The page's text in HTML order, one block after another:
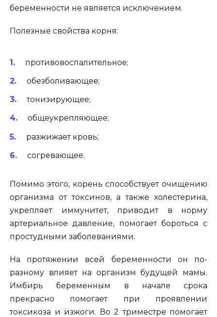
беременности не является исключением.
Полезные свойства корня:
противовоспалительное;
обезболивающее;
тонизирующее;
общеукрепляющее;
разжижает кровь;
согревающее.
Помимо этого, корень способствует очищению
организма от токсинов, а также холестерина,
укрепляет иммунитет, приводит в норму
артериальное давление, помогает бороться с
простудными заболеваниями.
На протяжении всей беременности он по-
разному влияет на организм будущей мамы.
Имбирь беременным в начале срока
прекрасно помогает при проявлении
токсикоза и изжоги. Во 2 триместре помогает